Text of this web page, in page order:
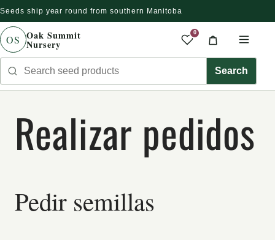
al contenido
Seeds ship year round from southern Manitoba
OS Oak Summit
Nursery
Search seed products Search
0
Saved
Cart
Realizar pedidos
Pedir semillas